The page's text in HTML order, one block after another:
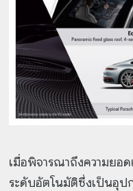
เมื่อพิจารณาถึงความยอ
ระดับอัตโนมัติซึ่งเป็นอุป